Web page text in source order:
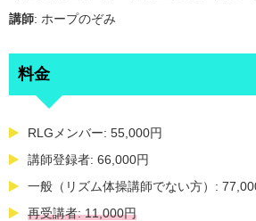
講師: ホープのぞみ
料金
RLGメンバー: 55,000円
講師登録者: 66,000円
一般（リズム体操講師でない方）:
再受講者: 11,000円